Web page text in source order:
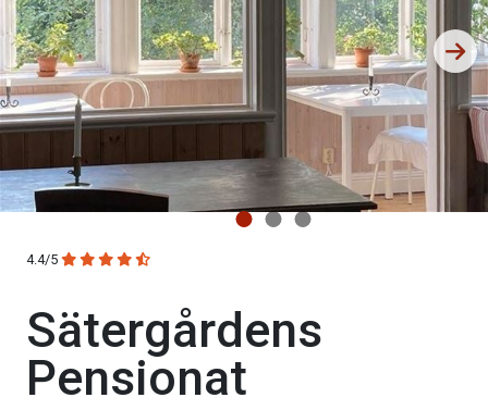
4.4/5
Sätergårdens
Pensionat